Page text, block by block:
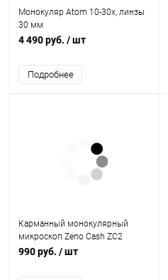
Монокуляр Atom 10-30х, линзы
30 мм
4 490 руб. / шт
Подробнее
Карманный монокулярный
микроскоп Zeno Cash ZC2
990 руб. / шт